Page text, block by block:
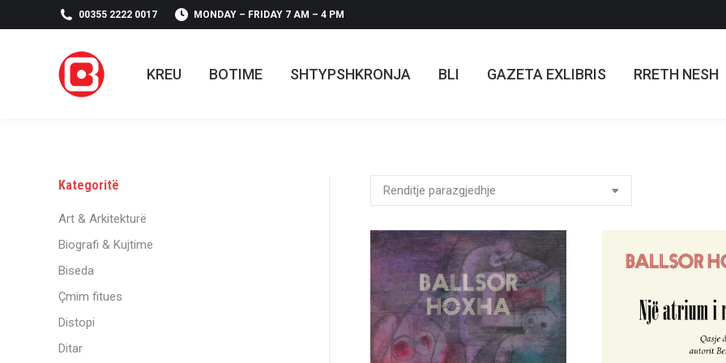
00355 2222 0017 MONDAY – FRIDAY 7 AM – 4 PM
KREU BOTIME SHTYPSHKRONJA BLI GAZETA EXLIBRIS RRETH NESH
Kategoritë
Art & Arkitekturë
Biografi & Kujtime
Biseda
Çmim fitues
Distopi
Ditar
KREU BOTIME SHTYPSHKRONJA BLI GAZETA EXLIBRIS RRETH NESH